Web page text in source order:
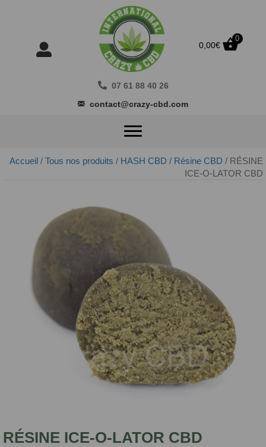
0,00€
0
07 61 88 40 26
contact@crazy-cbd.com
Accueil / Tous nos produits / HASH CBD / Résine CBD / RÉSINE
ICE-O-LATOR CBD
RÉSINE ICE-O-LATOR CBD